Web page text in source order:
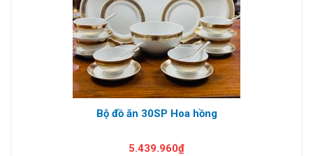
Bộ đồ ăn 30SP Hoa hồng
5.439.960₫